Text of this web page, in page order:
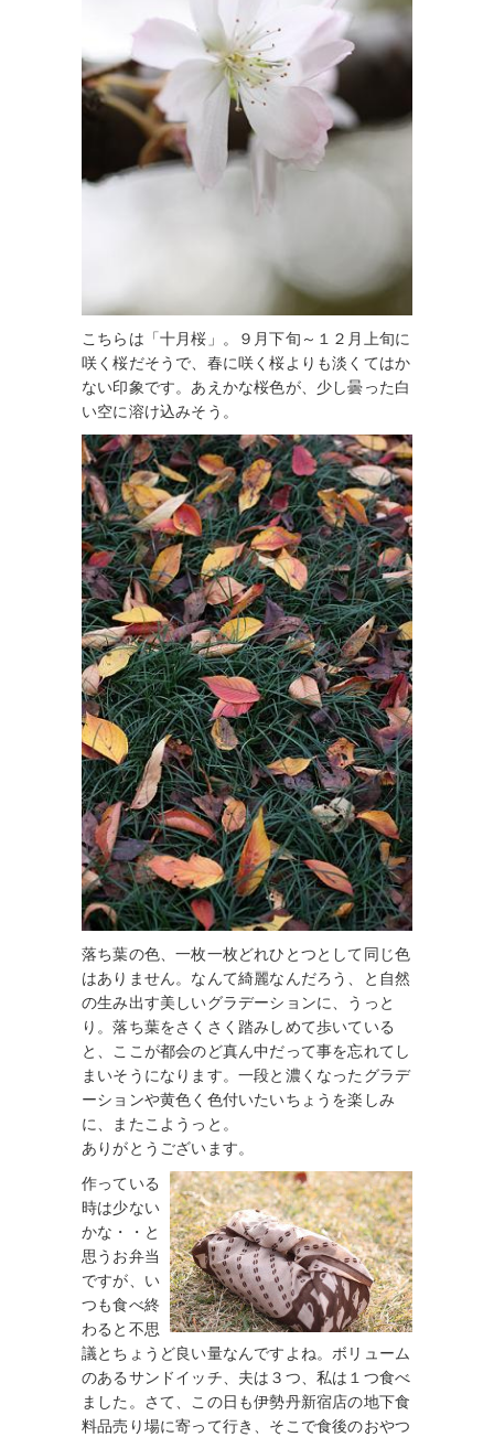
こちらは「十月桜」。９月下旬～１２月上旬に
咲く桜だそうで、春に咲く桜よりも淡くてはか
ない印象です。あえかな桜色が、少し曇った白
い空に溶け込みそう。
落ち葉の色、一枚一枚どれひとつとして同じ色
はありません。なんて綺麗なんだろう、と自然
の生み出す美しいグラデーションに、うっと
り。落ち葉をさくさく踏みしめて歩いている
と、ここが都会のど真ん中だって事を忘れてし
まいそうになります。一段と濃くなったグラデ
ーションや黄色く色付いたいちょうを楽しみ
に、またこようっと。
ありがとうございます。
作っている
時は少ない
かな・・と
思うお弁当
ですが、い
つも食べ終
わると不思
議とちょうど良い量なんですよね。ボリューム
のあるサンドイッチ、夫は３つ、私は１つ食べ
ました。さて、この日も伊勢丹新宿店の地下食
料品売り場に寄って行き、そこで食後のおやつ